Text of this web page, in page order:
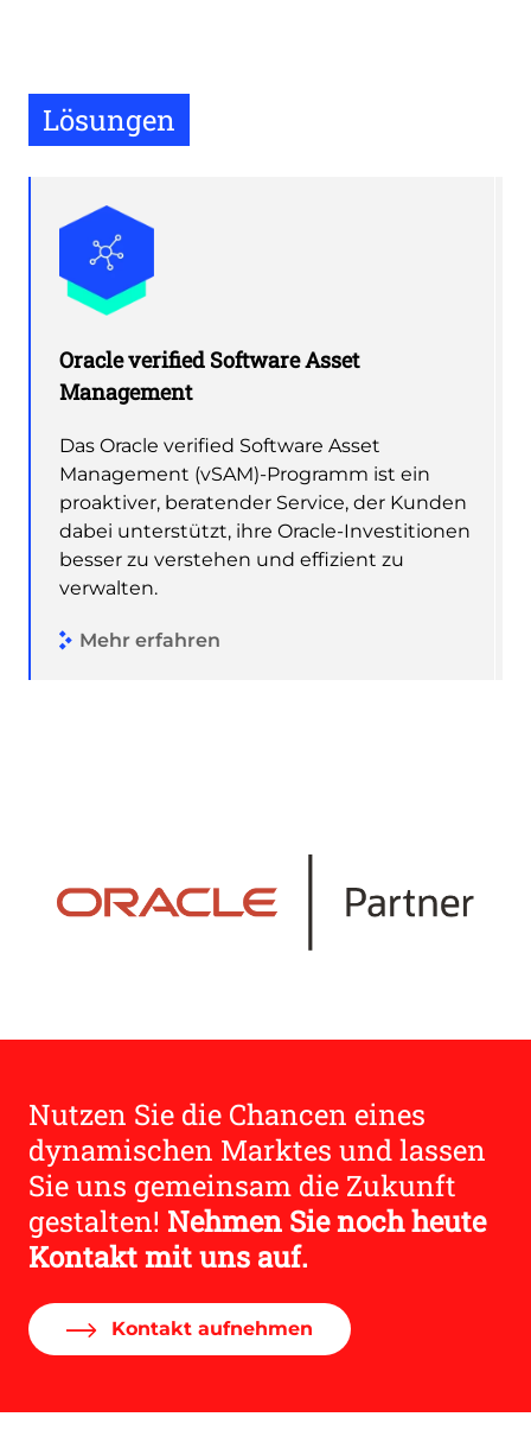
Lösungen
Oracle verified Software Asset
Management
Das Oracle verified Software Asset
Management (vSAM)-Programm ist ein
proaktiver, beratender Service, der Kunden
dabei unterstützt, ihre Oracle-Investitionen
besser zu verstehen und effizient zu
verwalten.
Mehr erfahren
Nutzen Sie die Chancen eines
dynamischen Marktes und lassen
Sie uns gemeinsam die Zukunft
gestalten! Nehmen Sie noch heute
Kontakt mit uns auf.
Kontakt aufnehmen